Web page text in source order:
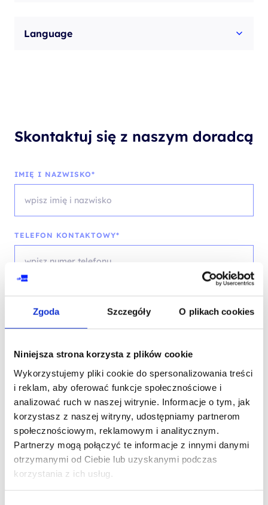
Zgoda Szczegóły O plikach cookies
Niniejsza strona korzysta z plików cookie
Wykorzystujemy pliki cookie do spersonalizowania treści
i reklam, aby oferować funkcje społecznościowe i
analizować ruch w naszej witrynie. Informacje o tym, jak
korzystasz z naszej witryny, udostępniamy partnerom
społecznościowym, reklamowym i analitycznym.
Partnerzy mogą połączyć te informacje z innymi danymi
otrzymanymi od Ciebie lub uzyskanymi podczas
korzystania z ich usług.
Language
Skontaktuj się z naszym doradcą
IMIĘ I NAZWISKO*
TELEFON KONTAKTOWY*
EMAIL*
WOJEWÓDZTWO*
wybierz województwo
FIRMA